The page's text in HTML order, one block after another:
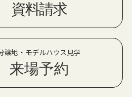
資料請求
譲地・モデルハウス見学
来場予約